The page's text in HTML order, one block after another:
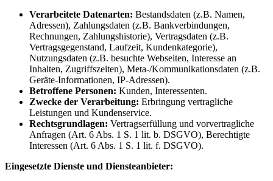
Verarbeitete Datenarten: Bestandsdaten (z.B. Namen,
Adressen), Zahlungsdaten (z.B. Bankverbindungen,
Rechnungen, Zahlungshistorie), Vertragsdaten (z.B.
Vertragsgegenstand, Laufzeit, Kundenkategorie),
Nutzungsdaten (z.B. besuchte Webseiten, Interesse an
Inhalten, Zugriffszeiten), Meta-/Kommunikationsdaten (z.B.
Geräte-Informationen, IP-Adressen).
Betroffene Personen: Kunden, Interessenten.
Zwecke der Verarbeitung: Erbringung vertragliche
Leistungen und Kundenservice.
Rechtsgrundlagen: Vertragserfüllung und vorvertragliche
Anfragen (Art. 6 Abs. 1 S. 1 lit. b. DSGVO), Berechtigte
Interessen (Art. 6 Abs. 1 S. 1 lit. f. DSGVO).
Eingesetzte Dienste und Diensteanbieter: